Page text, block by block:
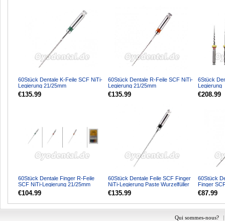
60Stück Dentale K-Feile SCF NiTi-
Legierung 21/25mm
€135.99
60Stück Dentale R-Feile SCF NiTi-
Legierung 21/25mm
€135.99
6Stück
Legierung
€208.99
60Stück Dentale Finger R-Feile
SCF NiTi-Legierung 21/25mm
€104.99
60Stück Dentale Feile SCF Finger
NiTi-Legierung Paste Wurzelfüller
€135.99
60Stück
Finger
21/25mm
€87.99
Qui sommes-nous? |